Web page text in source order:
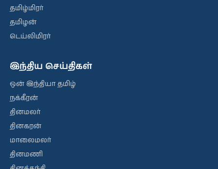
தமிழ்மிரர்
தமிழன்
டெய்லிமிரர்
இந்திய செய்திகள்
ஒன் இந்தியா தமிழ்
நக்கீரன்
தினமலர்
தினகரன்
மாலைமலர்
தினமணி